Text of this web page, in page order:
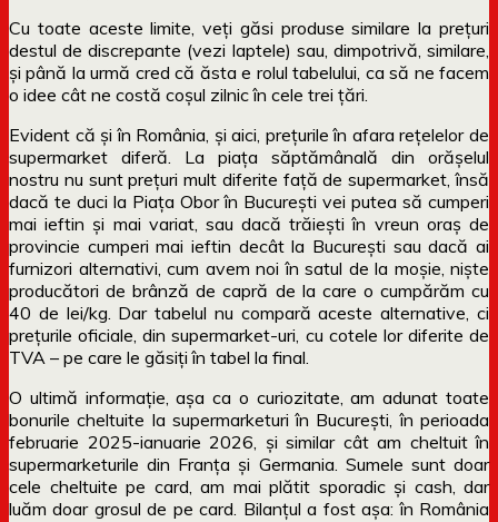
Cu toate aceste limite, veți găsi produse similare la prețuri
destul de discrepante (vezi laptele) sau, dimpotrivă, similare,
și până la urmă cred că ăsta e rolul tabelului, ca să ne facem
o idee cât ne costă coșul zilnic în cele trei țări.
Evident că și în România, și aici, prețurile în afara rețelelor de
supermarket diferă. La piața săptămânală din orășelul
nostru nu sunt prețuri mult diferite față de supermarket, însă
dacă te duci la Piața Obor în București vei putea să cumperi
mai ieftin și mai variat, sau dacă trăiești în vreun oraș de
provincie cumperi mai ieftin decât la București sau dacă ai
furnizori alternativi, cum avem noi în satul de la moșie, niște
producători de brânză de capră de la care o cumpărăm cu
40 de lei/kg. Dar tabelul nu compară aceste alternative, ci
prețurile oficiale, din supermarket-uri, cu cotele lor diferite de
TVA – pe care le găsiți în tabel la final.
O ultimă informație, așa ca o curiozitate, am adunat toate
bonurile cheltuite la supermarketuri în București, în perioada
februarie 2025-ianuarie 2026, și similar cât am cheltuit în
supermarketurile din Franța și Germania. Sumele sunt doar
cele cheltuite pe card, am mai plătit sporadic și cash, dar
luăm doar grosul de pe card. Bilanțul a fost așa: în România